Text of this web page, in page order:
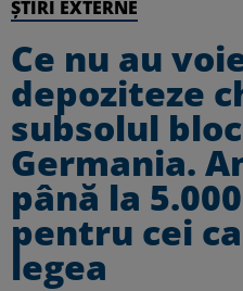
ȘTIRI EXTERNE
Ce nu au
depoziteze
subsolul
Germania.
până la
pentru cei
legea